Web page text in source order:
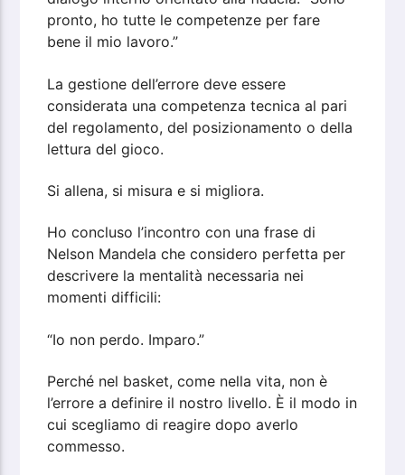
pronto, ho tutte le competenze per fare
bene il mio lavoro.”
La gestione dell’errore deve essere
considerata una competenza tecnica al pari
del regolamento, del posizionamento o della
lettura del gioco.
Si allena, si misura e si migliora.
Ho concluso l’incontro con una frase di
Nelson Mandela che considero perfetta per
descrivere la mentalità necessaria nei
momenti difficili:
“Io non perdo. Imparo.”
Perché nel basket, come nella vita, non è
l’errore a definire il nostro livello. È il modo in
cui scegliamo di reagire dopo averlo
commesso.